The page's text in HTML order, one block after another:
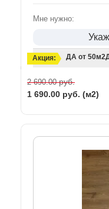
Мне нужно:
Акция: ДА от 50м2
2 690.00руб.
1 690.00 руб. (м2)